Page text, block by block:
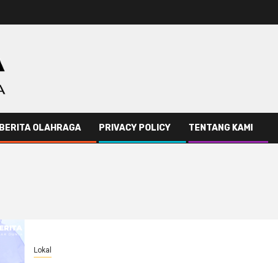
BERITA OLAHRAGA PRIVACY POLICY TENTANG KAMI
Lokal